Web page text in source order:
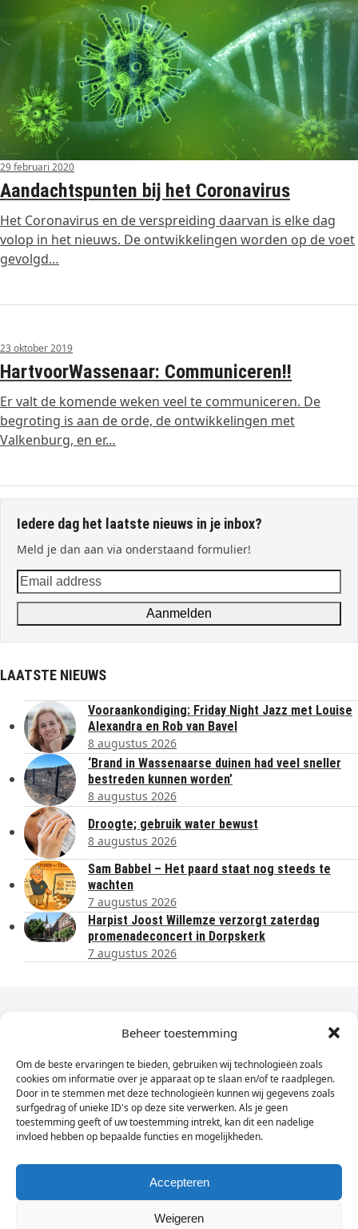
Beheer toestemming
Om de beste ervaringen te bieden, gebruiken wij technologieën zoals
cookies om informatie over je apparaat op te slaan en/of te raadplegen.
Door in te stemmen met deze technologieën kunnen wij gegevens zoals
surfgedrag of unieke ID's op deze site verwerken. Als je geen
toestemming geeft of uw toestemming intrekt, kan dit een nadelige
invloed hebben op bepaalde functies en mogelijkheden.
Accepteren
Weigeren
29 februari 2020
Aandachtspunten bij het Coronavirus
Het Coronavirus en de verspreiding daarvan is elke dag
volop in het nieuws. De ontwikkelingen worden op de voet
gevolgd…
23 oktober 2019
HartvoorWassenaar: Communiceren!!
Er valt de komende weken veel te communiceren. De
begroting is aan de orde, de ontwikkelingen met
Valkenburg, en er…
Iedere dag het laatste nieuws in je inbox?
Meld je dan aan via onderstaand formulier!
Email
address
Aanmelden
LAATSTE NIEUWS
Vooraankondiging: Friday Night Jazz met Louise
Alexandra en Rob van Bavel
8 augustus 2026
‘Brand in Wassenaarse duinen had veel sneller
bestreden kunnen worden’
8 augustus 2026
Droogte; gebruik water bewust
8 augustus 2026
Sam Babbel – Het paard staat nog steeds te
wachten
7 augustus 2026
Harpist Joost Willemze verzorgt zaterdag
promenadeconcert in Dorpskerk
7 augustus 2026
Dagelijks het laatste nieuws in je e-mail?
Vul
hier
je
e-
mailadres
in
Sign Up